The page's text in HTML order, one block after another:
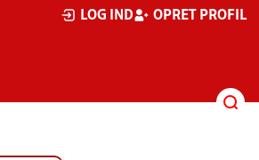
LOG IND OPRET PROFIL